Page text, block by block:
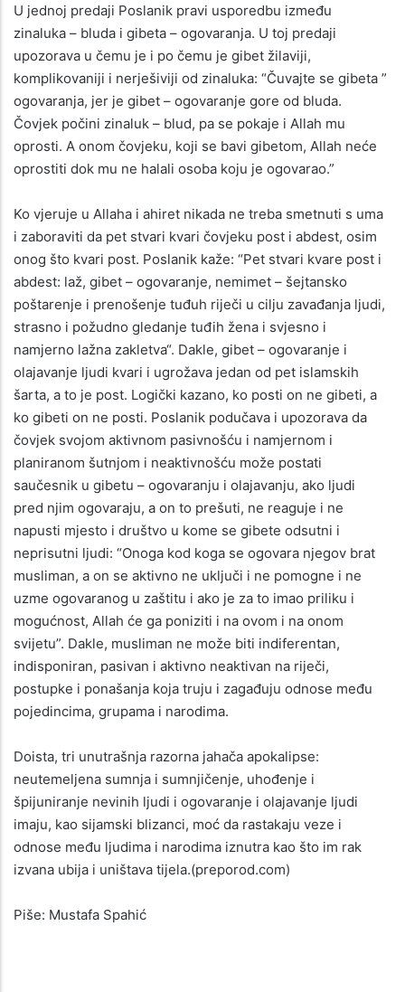
U jednoj predaji Poslanik pravi usporedbu između
zinaluka – bluda i gibeta – ogovaranja. U toj predaji
upozorava u čemu je i po čemu je gibet žilaviji,
komplikovaniji i nerješiviji od zinaluka: “Čuvajte se gibeta ”
ogovaranja, jer je gibet – ogovaranje gore od bluda.
Čovjek počini zinaluk – blud, pa se pokaje i Allah mu
oprosti. A onom čovjeku, koji se bavi gibetom, Allah neće
oprostiti dok mu ne halali osoba koju je ogovarao.”
Ko vjeruje u Allaha i ahiret nikada ne treba smetnuti s uma
i zaboraviti da pet stvari kvari čovjeku post i abdest, osim
onog što kvari post. Poslanik kaže: “Pet stvari kvare post i
abdest: laž, gibet – ogovaranje, nemimet – šejtansko
poštarenje i prenošenje tuđuh riječi u cilju zavađanja ljudi,
strasno i požudno gledanje tuđih žena i svjesno i
namjerno lažna zakletva“. Dakle, gibet – ogovaranje i
olajavanje ljudi kvari i ugrožava jedan od pet islamskih
šarta, a to je post. Logički kazano, ko posti on ne gibeti, a
ko gibeti on ne posti. Poslanik podučava i upozorava da
čovjek svojom aktivnom pasivnošću i namjernom i
planiranom šutnjom i neaktivnošću može postati
saučesnik u gibetu – ogovaranju i olajavanju, ako ljudi
pred njim ogovaraju, a on to prešuti, ne reaguje i ne
napusti mjesto i društvo u kome se gibete odsutni i
neprisutni ljudi: “Onoga kod koga se ogovara njegov brat
musliman, a on se aktivno ne uključi i ne pomogne i ne
uzme ogovaranog u zaštitu i ako je za to imao priliku i
mogućnost, Allah će ga poniziti i na ovom i na onom
svijetu”. Dakle, musliman ne može biti indiferentan,
indisponiran, pasivan i aktivno neaktivan na riječi,
postupke i ponašanja koja truju i zagađuju odnose među
pojedincima, grupama i narodima.
Doista, tri unutrašnja razorna jahača apokalipse:
neutemeljena sumnja i sumnjičenje, uhođenje i
špijuniranje nevinih ljudi i ogovaranje i olajavanje ljudi
imaju, kao sijamski blizanci, moć da rastakaju veze i
odnose među ljudima i narodima iznutra kao što im rak
izvana ubija i uništava tijela.(preporod.com)
Piše: Mustafa Spahić